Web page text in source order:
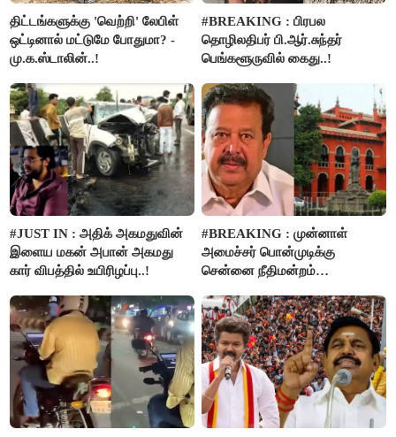
திட்டங்களுக்கு 'வெற்றி' லேபிள்
ஒட்டினால் மட்டுமே போதுமா? -
மு.க.ஸ்டாலின்..!
#BREAKING : பிரபல
தொழிலதிபர் பி.ஆர்.சுந்தர்
பெங்களூருவில் கைது..!
#JUST IN : அதிக் அகமதுவின்
இளைய மகன் அபான் அகமது
கார் விபத்தில் உயிரிழப்பு..!
#BREAKING : முன்னாள்
அமைச்சர் பொன்முடிக்கு
சென்னை நீதிமன்றம்